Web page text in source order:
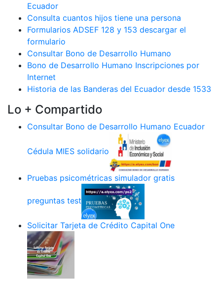
Ecuador
Consulta cuantos hijos tiene una persona
Formularios ADSEF 128 y 153 descargar el
formulario
Consultar Bono de Desarrollo Humano
Bono de Desarrollo Humano Inscripciones por
Internet
Historia de las Banderas del Ecuador desde 1533
Lo + Compartido
Consultar Bono de Desarrollo Humano Ecuador
Cédula MIES solidario
Pruebas psicométricas simulador gratis
preguntas test
Solicitar Tarjeta de Crédito Capital One